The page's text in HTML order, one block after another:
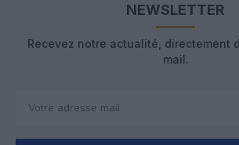
NEWSLETTER
Recevez notre actualité, directement
mail.